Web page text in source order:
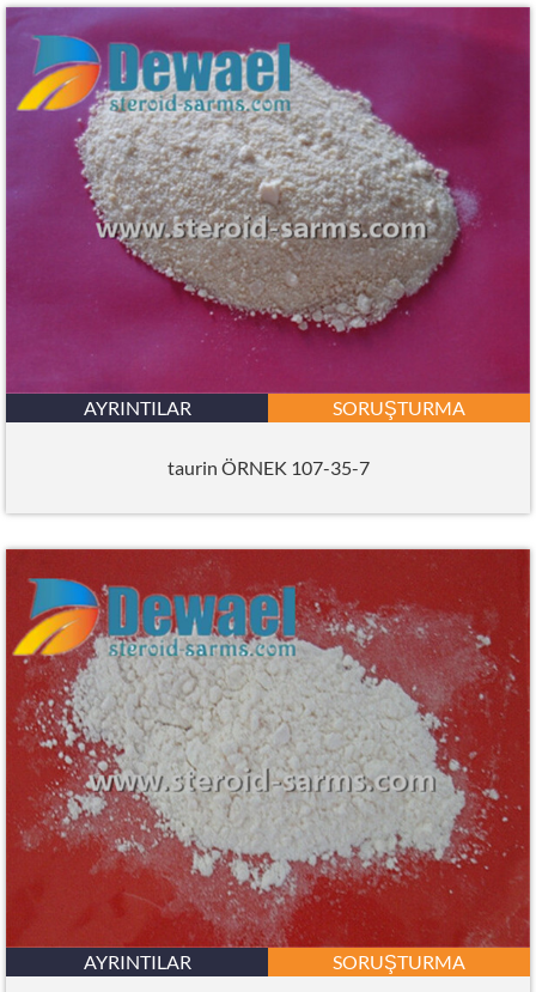
AYRINTILAR SORUŞTURMA
taurin ÖRNEK 107-35-7
AYRINTILAR SORUŞTURMA